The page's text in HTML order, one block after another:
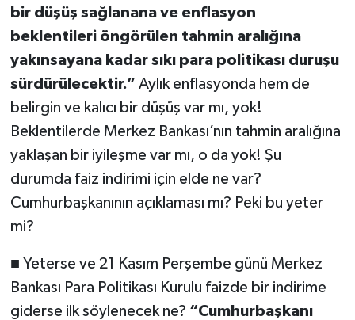
bir düşüş sağlanana ve enflasyon
beklentileri öngörülen tahmin aralığına
yakınsayana kadar sıkı para politikası duruşu
sürdürülecektir.” Aylık enflasyonda hem de
belirgin ve kalıcı bir düşüş var mı, yok!
Beklentilerde Merkez Bankası’nın tahmin aralığına
yaklaşan bir iyileşme var mı, o da yok! Şu
durumda faiz indirimi için elde ne var?
Cumhurbaşkanının açıklaması mı? Peki bu yeter
mi?
■ Yeterse ve 21 Kasım Perşembe günü Merkez
Bankası Para Politikası Kurulu faizde bir indirime
giderse ilk söylenecek ne? “Cumhurbaşkanı